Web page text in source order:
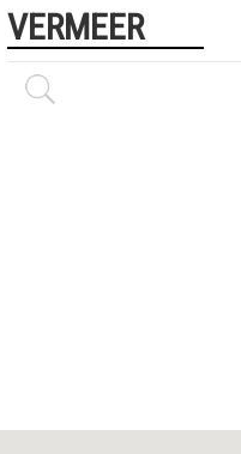
VERMEER